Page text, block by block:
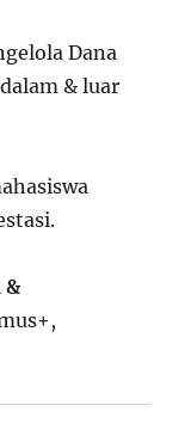
Dana
& luar
&